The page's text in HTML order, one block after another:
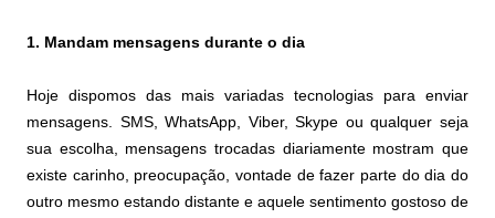
1. Mandam mensagens durante o dia
Hoje dispomos das mais variadas tecnologias para enviar
mensagens. SMS, WhatsApp, Viber, Skype ou qualquer seja
sua escolha, mensagens trocadas diariamente mostram que
existe carinho, preocupação, vontade de fazer parte do dia do
outro mesmo estando distante e aquele sentimento gostoso de